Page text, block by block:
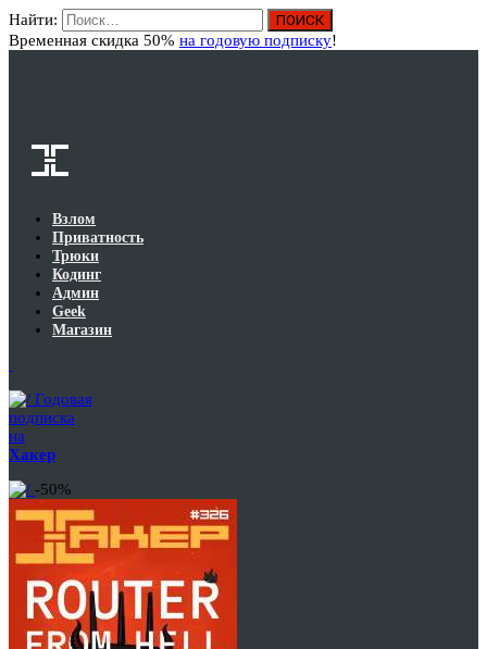
Найти:
Временная скидка 50% на годовую подписку!
Взлом
Приватность
Трюки
Кодинг
Админ
Geek
Магазин
Годовая
подписка
на
Хакер
-50%